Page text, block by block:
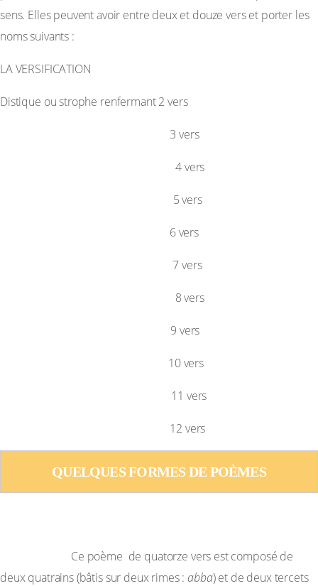
sens. Elles peuvent avoir entre deux et douze vers et porter les
noms suivants :
LA VERSIFICATION
Distique ou strophe renfermant 2 vers
3 vers
4 vers
5 vers
6 vers
7 vers
8 vers
9 vers
10 vers
11 vers
12 vers
QUELQUES FORMES DE POÈMES
Ce poème de quatorze vers est composé de
deux quatrains (bâtis sur deux rimes :abba) et de deux tercets